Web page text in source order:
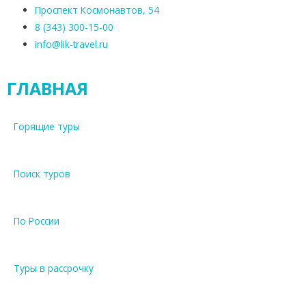
Проспект Космонавтов, 54
8 (343) 300-15-00
info@lik-travel.ru
ГЛАВНАЯ
Горящие туры
Поиск туров
По России
Туры в рассрочку